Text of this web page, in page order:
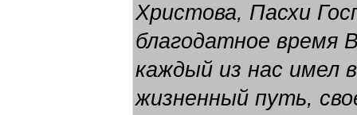
Христова, Пасхи
благодатное время
каждый из нас имел
жизненный путь,